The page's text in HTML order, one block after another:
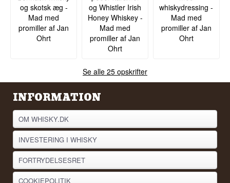
og skotsk æg -
Mad med
promiller af Jan
Ohrt
og Whistler Irish
Honey Whiskey -
Mad med
promiller af Jan
Ohrt
whiskydressing -
Mad med
promiller af Jan
Ohrt
Se alle 25 opskrifter
INFORMATION
OM WHISKY.DK
INVESTERING I WHISKY
FORTRYDELSESRET
COOKIEPOLITIK